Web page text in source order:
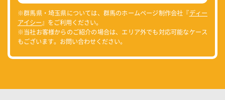
※群馬県・埼玉県については、群馬のホームページ制作会社『ディー
アイシー』をご利用ください。
※当社お客様からのご紹介の場合は、エリア外でも対応可能なケース
もございます。お問い合わせください。